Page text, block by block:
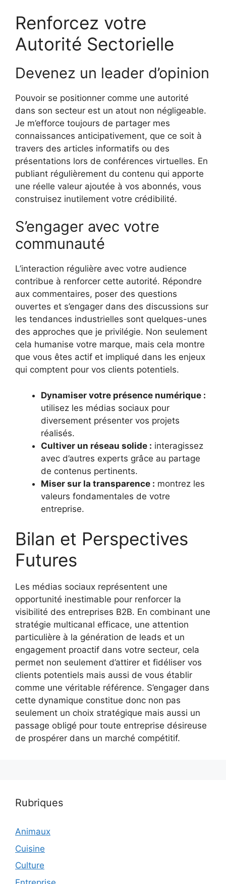
Renforcez votre
Autorité Sectorielle
Devenez un leader d’opinion
Pouvoir se positionner comme une autorité
dans son secteur est un atout non négligeable.
Je m’efforce toujours de partager mes
connaissances anticipativement, que ce soit à
travers des articles informatifs ou des
présentations lors de conférences virtuelles. En
publiant régulièrement du contenu qui apporte
une réelle valeur ajoutée à vos abonnés, vous
construisez inutilement votre crédibilité.
S’engager avec votre
communauté
L’interaction régulière avec votre audience
contribue à renforcer cette autorité. Répondre
aux commentaires, poser des questions
ouvertes et s’engager dans des discussions sur
les tendances industrielles sont quelques-unes
des approches que je privilégie. Non seulement
cela humanise votre marque, mais cela montre
que vous êtes actif et impliqué dans les enjeux
qui comptent pour vos clients potentiels.
Dynamiser votre présence numérique :
utilisez les médias sociaux pour
diversement présenter vos projets
réalisés.
Cultiver un réseau solide : interagissez
avec d’autres experts grâce au partage
de contenus pertinents.
Miser sur la transparence : montrez les
valeurs fondamentales de votre
entreprise.
Bilan et Perspectives
Futures
Les médias sociaux représentent une
opportunité inestimable pour renforcer la
visibilité des entreprises B2B. En combinant une
stratégie multicanal efficace, une attention
particulière à la génération de leads et un
engagement proactif dans votre secteur, cela
permet non seulement d’attirer et fidéliser vos
clients potentiels mais aussi de vous établir
comme une véritable référence. S’engager dans
cette dynamique constitue donc non pas
seulement un choix stratégique mais aussi un
passage obligé pour toute entreprise désireuse
de prospérer dans un marché compétitif.
Rubriques
Animaux
Cuisine
Culture